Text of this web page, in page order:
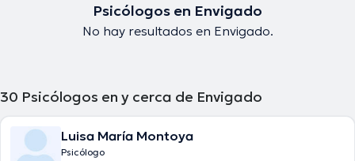
Psicólogos en Envigado
No hay resultados en Envigado.
30 Psicólogos en y cerca de Envigado
Luisa María Montoya
Psicólogo